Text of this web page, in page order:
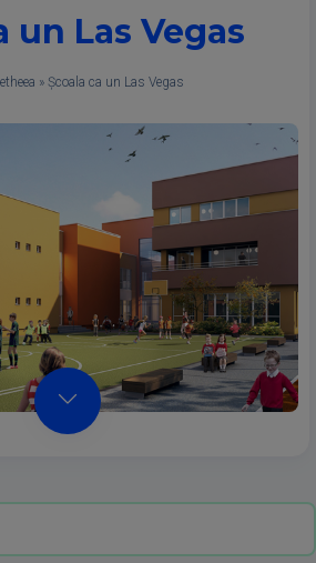
un Las Vegas
» Şcoala ca un Las Vegas